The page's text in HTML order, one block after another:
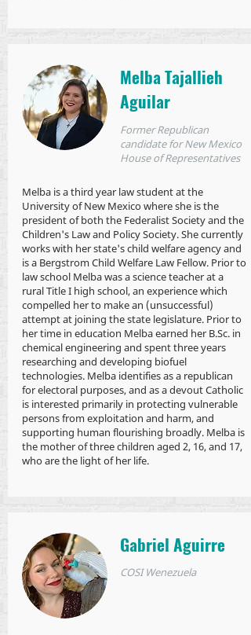
Melba Tajallieh
Aguilar
Former Republican
candidate for New Mexico
House of Representatives
Melba is a third year law student at the
University of New Mexico where she is the
president of both the Federalist Society and the
Children's Law and Policy Society. She currently
works with her state's child welfare agency and
is a Bergstrom Child Welfare Law Fellow. Prior to
law school Melba was a science teacher at a
rural Title I high school, an experience which
compelled her to make an (unsuccessful)
attempt at joining the state legislature. Prior to
her time in education Melba earned her B.Sc. in
chemical engineering and spent three years
researching and developing biofuel
technologies. Melba identifies as a republican
for electoral purposes, and as a devout Catholic
is interested primarily in protecting vulnerable
persons from exploitation and harm, and
supporting human flourishing broadly. Melba is
the mother of three children aged 2, 16, and 17,
who are the light of her life.
Gabriel Aguirre
COSI Wenezuela